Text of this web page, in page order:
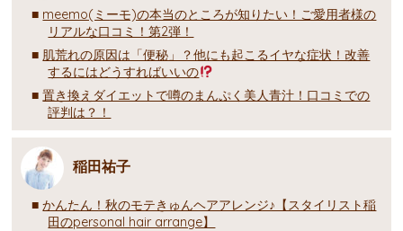
meemo(ミーモ)の本当のところが知りたい！ご愛用者様の
リアルな口コミ！第2弾！
肌荒れの原因は「便秘」？他にも起こるイヤな症状！改善
するにはどうすればいいの
置き換えダイエットで噂のまんぷく美人青汁！口コミでの
評判は？！
稲田祐子
かんたん！秋のモテきゅんヘアアレンジ♪【スタイリスト稲
田のpersonal hair arrange】